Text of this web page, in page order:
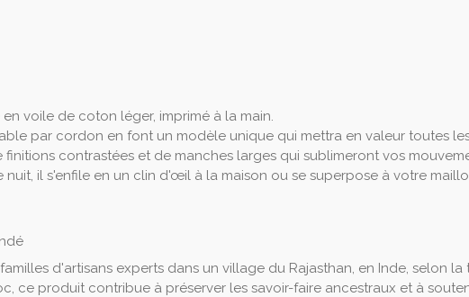
voile de coton léger, imprimé à la main.
par cordon en font un modèle unique qui mettra en valeur toutes
contrastées et de manches larges qui sublimeront vos
il s'enfile en un clin d'œil à la maison ou se superpose à votre
d'artisans experts dans un village du Rajasthan, en Inde, selon la
ce produit contribue à préserver les savoir-faire ancestraux et à